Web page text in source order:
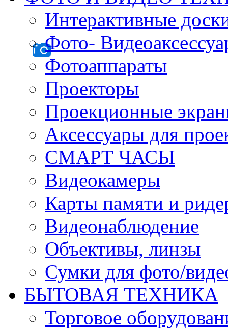
Интерактивные
Фото-
Фотоаппараты
Проекторы
Проекционные
Аксессуары для
СМАРТ ЧАСЫ
Видеокамеры
Карты памяти и
Видеонаблюдение
Объективы, линзы
Сумки для фото/
БЫТОВАЯ ТЕХНИКА
Торговое